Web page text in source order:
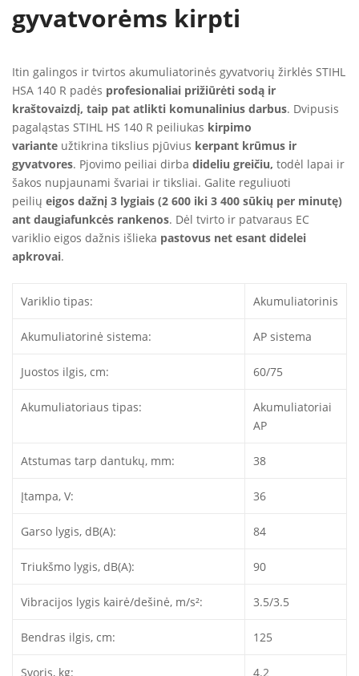
gyvatvorėms kirpti
Itin galingos ir tvirtos akumuliatorinės gyvatvorių žirklės STIHL
HSA 140 R padės profesionaliai prižiūrėti sodą ir
kraštovaizdį, taip pat atlikti komunalinius darbus. Dvipusis
pagaląstas STIHL HS 140 R peiliukas kirpimo
variante užtikrina tikslius pjūvius kerpant krūmus ir
gyvatvores. Pjovimo peiliai dirba dideliu greičiu, todėl lapai ir
šakos nupjaunami švariai ir tiksliai. Galite reguliuoti
peilių eigos dažnį 3 lygiais (2 600 iki 3 400 sūkių per minutę)
ant daugiafunkcės rankenos. Dėl tvirto ir patvaraus EC
variklio eigos dažnis išlieka pastovus net esant didelei
apkrovai.
Variklio tipas: Akumuliatorinis
Akumuliatorinė sistema: AP sistema
Juostos ilgis, cm: 60/75
Akumuliatoriaus tipas:
Akumuliatoriai
AP
Atstumas tarp dantukų, mm: 38
Įtampa, V: 36
Garso lygis, dB(A): 84
Triukšmo lygis, dB(A): 90
Vibracijos lygis kairė/dešinė, m/s²: 3.5/3.5
Bendras ilgis, cm: 125
Svoris, kg: 4.2